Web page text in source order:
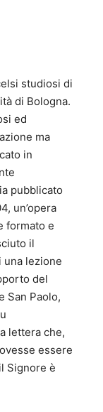
studiosi di
di Bologna.
ed
ma
in
pubblicato
un’opera
formato e
il
una lezione
del
San Paolo,
lettera che,
essere
Signore è